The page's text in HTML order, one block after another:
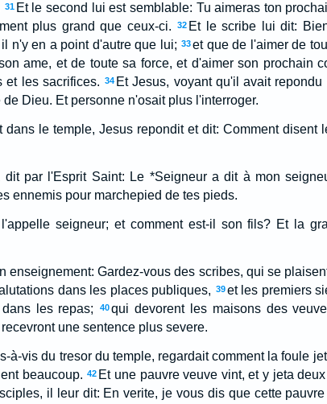
31 Et le second lui est semblable: Tu aimeras ton
plus grand que ceux-ci.
32 Et le scribe lui dit:
n'y en a point d'autre que lui; 33et que de l'aimer de
ame, et de toute sa force, et d'aimer son prochain
et les sacrifices. 34 Et Jesus, voyant qu'il avait
Dieu. Et personne n'osait plus l'interroger.
dans le temple, Jesus repondit et dit: Comment disent
par l'Esprit Saint: Le *Seigneur a dit à mon
ennemis pour marchepied de tes pieds.
seigneur; et comment est-il son fils? Et la
enseignement: Gardez-vous des scribes, qui se
dans les places publiques, 39 et les premiers
les repas;
40qui devorent les maisons des
une sentence plus severe.
à-vis du tresor du temple, regardait comment la foule
beaucoup. 42 Et une pauvre veuve vint, et y jeta
il leur dit: En verite, je vous dis que cette